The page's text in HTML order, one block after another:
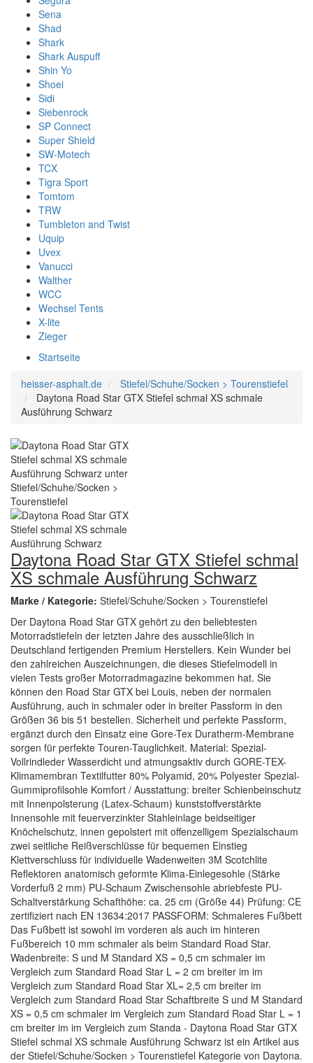
Sena
Shad
Shark
Shark Auspuff
Shin Yo
Shoei
Sidi
Siebenrock
SP Connect
Super Shield
SW-Motech
TCX
Tigra Sport
Tomtom
TRW
Tumbleton and Twist
Uquip
Uvex
Vanucci
Walther
WCC
Wechsel Tents
X-lite
Zieger
Startseite
heisser-asphalt.de
Stiefel/Schuhe/Socken > Tourenstiefel
Daytona Road Star GTX Stiefel schmal XS schmale
Ausführung Schwarz
Daytona Road Star GTX Stiefel schmal
XS schmale Ausführung Schwarz
Marke / Kategorie: Stiefel/Schuhe/Socken > Tourenstiefel
Der Daytona Road Star GTX gehört zu den beliebtesten
Motorradstiefeln der letzten Jahre des ausschließlich in
Deutschland fertigenden Premium Herstellers. Kein Wunder bei
den zahlreichen Auszeichnungen, die dieses Stiefelmodell in
vielen Tests großer Motorradmagazine bekommen hat. Sie
können den Road Star GTX bei Louis, neben der normalen
Ausführung, auch in schmaler oder in breiter Passform in den
Größen 36 bis 51 bestellen. Sicherheit und perfekte Passform,
ergänzt durch den Einsatz eine Gore-Tex Duratherm-Membrane
sorgen für perfekte Touren-Tauglichkeit. Material: Spezial-
Vollrindleder Wasserdicht und atmungsaktiv durch GORE-TEX-
Klimamembran Textilfutter 80% Polyamid, 20% Polyester Spezial-
Gummiprofilsohle Komfort / Ausstattung: breiter Schienbeinschutz
mit Innenpolsterung (Latex-Schaum) kunststoffverstärkte
Innensohle mit feuerverzinkter Stahleinlage beidseitiger
Knöchelschutz, innen gepolstert mit offenzelligem Spezialschaum
zwei seitliche Reißverschlüsse für bequemen Einstieg
Klettverschluss für individuelle Wadenweiten 3M Scotchlite
Reflektoren anatomisch geformte Klima-Einlegesohle (Stärke
Vorderfuß 2 mm) PU-Schaum Zwischensohle abriebfeste PU-
Schaltverstärkung Schafthöhe: ca. 25 cm (Größe 44) Prüfung: CE
zertifiziert nach EN 13634:2017 PASSFORM: Schmaleres Fußbett
Das Fußbett ist sowohl im vorderen als auch im hinteren
Fußbereich 10 mm schmaler als beim Standard Road Star.
Wadenbreite: S und M Standard XS = 0,5 cm schmaler im
Vergleich zum Standard Road Star L = 2 cm breiter im im
Vergleich zum Standard Road Star XL= 2,5 cm breiter im
Vergleich zum Standard Road Star Schaftbreite S und M Standard
XS = 0,5 cm schmaler im Vergleich zum Standard Road Star L = 1
cm breiter im im Vergleich zum Standa - Daytona Road Star GTX
Stiefel schmal XS schmale Ausführung Schwarz ist ein Artikel aus
der Stiefel/Schuhe/Socken > Tourenstiefel Kategorie von Daytona.